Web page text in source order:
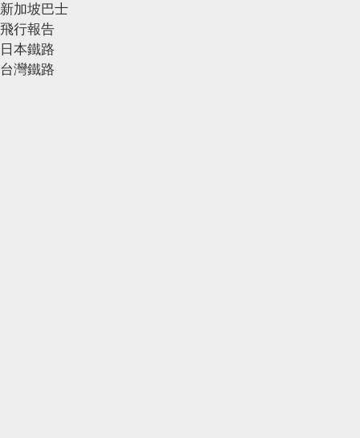
新加坡巴士
飛行報告
日本鐵路
台灣鐵路